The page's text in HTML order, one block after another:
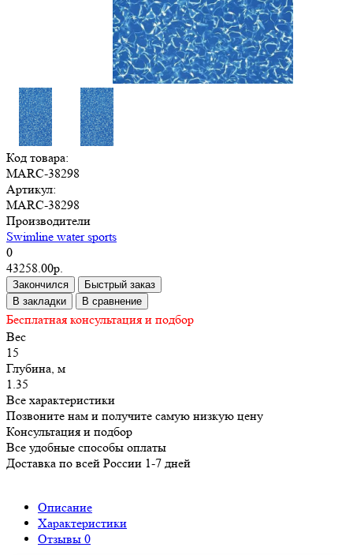
Код товара:
MARC-38298
Артикул:
MARC-38298
Производители
Swimline water sports
0
43258.00р.
Закончился
Быстрый заказ
В закладки
В сравнение
Бесплатная консультация и подбор
Вес
15
Глубина, м
1.35
Все характеристики
Позвоните нам и получите самую низкую цену
Консультация и подбор
Все удобные способы оплаты
Доставка по всей России 1-7 дней
Описание
Характеристики
Отзывы 0